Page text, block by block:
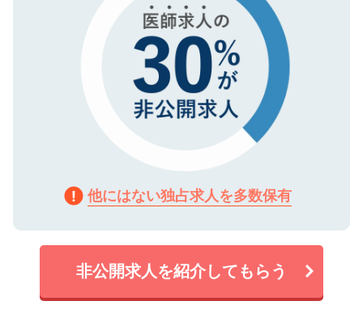
他にはない独占求人を多数保有
非公開求人を紹介してもらう